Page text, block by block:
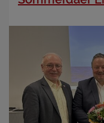
Zweck
Cookie Laufzeit